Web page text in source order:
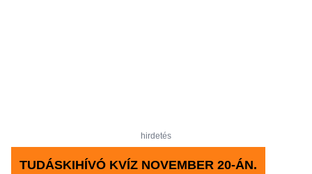
hirdetés
TUDÁSKIHÍVÓ KVÍZ NOVEMBER 20-ÁN.